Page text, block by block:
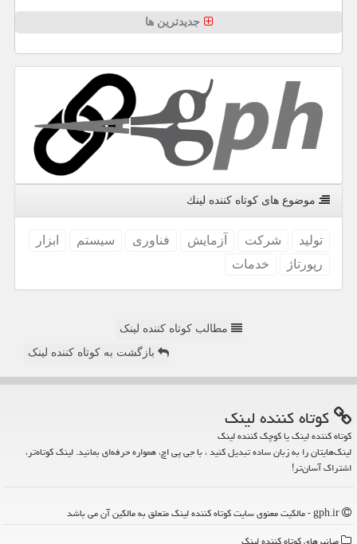
جدیدترین ها
موضوع های كوتاه كننده لینك
تولید شركت آزمایش فناوری سیستم
ابزار
رپورتاژ
خدمات
مطالب کوتاه کننده لینک
بازگشت به کوتاه کننده لینک
كوتاه كننده لینك
کوتاه کننده لینک یا کوچک کننده لینک
لینک‌هایتان را به زبان ساده تبدیل کنید ، با جی پی اچ، همواره حرفه‌ای بمانید. لینک کوتاه‌تر،
اشتراک آسان‌تر!